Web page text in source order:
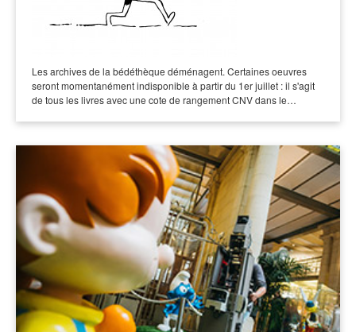
Les archives de la bédéthèque déménagent. Certaines oeuvres
seront momentanément indisponible à partir du 1er juillet : il s'agit
de tous les livres avec une cote de rangement CNV dans le…